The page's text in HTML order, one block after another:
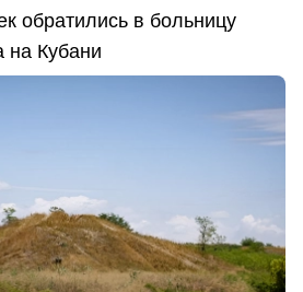
обратились в больницу
на Кубани